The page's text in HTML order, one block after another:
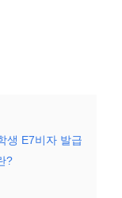
생 E7비자 발급
?